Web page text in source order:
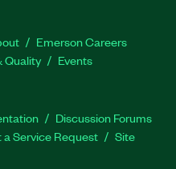
Emerson Careers
Quality Events
Discussion Forums
Service Request
Site